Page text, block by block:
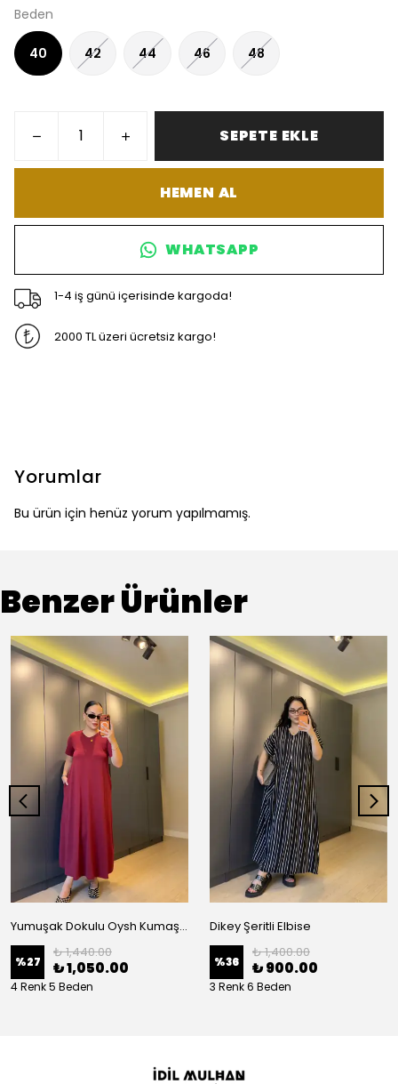
Beden
40 42 44 46 48
SEPETE EKLE
HEMEN AL
WHATSAPP
1-4 iş günü içerisinde kargoda!
2000 TL üzeri ücretsiz kargo!
Yorumlar
Bu ürün için henüz yorum yapılmamış.
Benzer Ürünler
Yumuşak Dokulu Oysh Kumaş Salaş Elbise
%27
₺ 1,440.00
₺ 1,050.00
4 Renk 5 Beden
Dikey Şeritli Elbise
%36
₺ 1,400.00
₺ 900.00
3 Renk 6 Beden